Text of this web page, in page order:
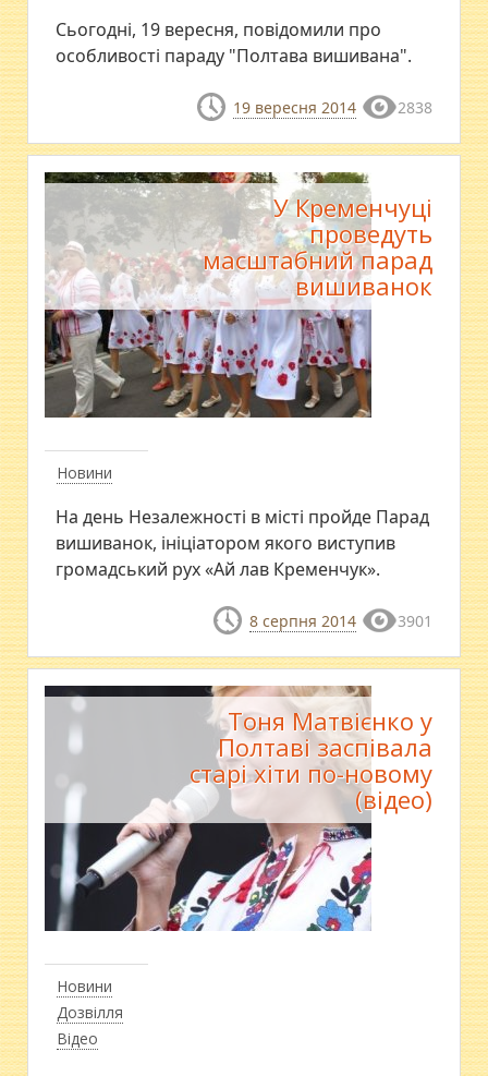
Сьогодні, 19 вересня, повідомили про
особливості параду "Полтава вишивана".
19 вересня 2014 2838
Новини
У Кременчуці
проведуть
масштабний парад
вишиванок
На день Незалежності в місті пройде Парад
вишиванок, ініціатором якого виступив
громадський рух «Ай лав Кременчук».
8 серпня 2014 3901
Новини
Дозвілля
Відео
Тоня Матвієнко у
Полтаві заспівала
старі хіти по-новому
(відео)